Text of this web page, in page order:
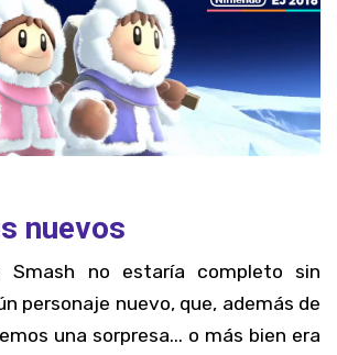
nuevos
Smash no estaría completo sin
personaje nuevo, que, además de
una sorpresa... o más bien era